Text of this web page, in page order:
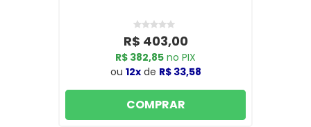
R$ 403,00
R$ 382,85 no PIX
ou 12xde R$ 33,58
COMPRAR